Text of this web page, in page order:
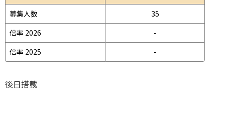
募集人数
35
倍率 2026
-
倍率 2025
-
後日搭載